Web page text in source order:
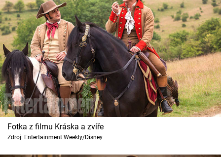
Fotka z filmu Kráska a zvíře
Zdroj: Entertainment Weekly/Disney